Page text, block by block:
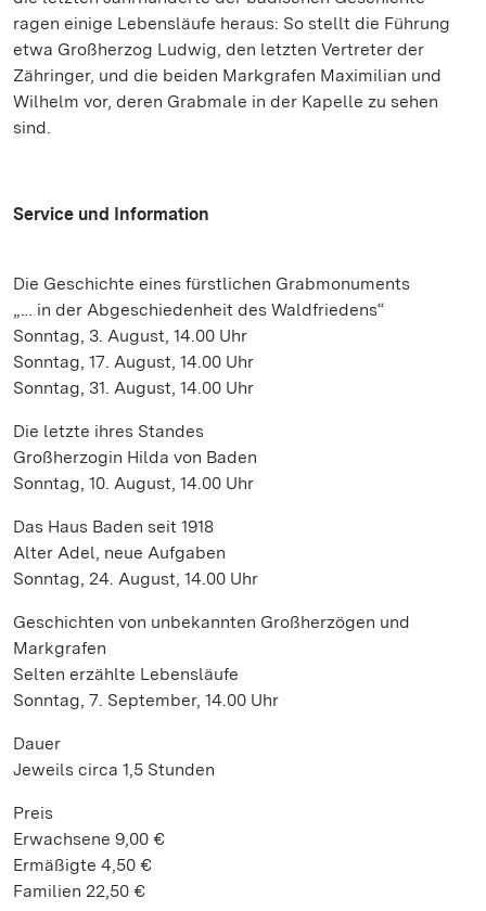
ragen einige Lebensläufe heraus: So stellt die Führung
etwa Großherzog Ludwig, den letzten Vertreter der
Zähringer, und die beiden Markgrafen Maximilian und
Wilhelm vor, deren Grabmale in der Kapelle zu sehen
sind.
Service und Information
Die Geschichte eines fürstlichen Grabmonuments
„… in der Abgeschiedenheit des Waldfriedens“
Sonntag, 3. August, 14.00 Uhr
Sonntag, 17. August, 14.00 Uhr
Sonntag, 31. August, 14.00 Uhr
Die letzte ihres Standes
Großherzogin Hilda von Baden
Sonntag, 10. August, 14.00 Uhr
Das Haus Baden seit 1918
Alter Adel, neue Aufgaben
Sonntag, 24. August, 14.00 Uhr
Geschichten von unbekannten Großherzögen und
Markgrafen
Selten erzählte Lebensläufe
Sonntag, 7. September, 14.00 Uhr
Dauer
Jeweils circa 1,5 Stunden
Preis
Erwachsene 9,00 €
Ermäßigte 4,50 €
Familien 22,50 €